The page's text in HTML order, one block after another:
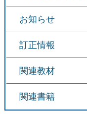
お知らせ
訂正情報
関連教材
関連書籍